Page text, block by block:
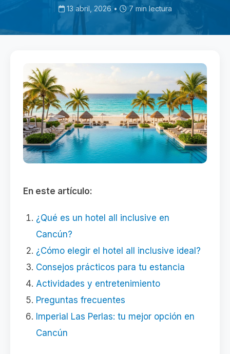
13 abril, 2026 • 7 min lectura
En este artículo:
¿Qué es un hotel all inclusive en
Cancún?
¿Cómo elegir el hotel all inclusive ideal?
Consejos prácticos para tu estancia
Actividades y entretenimiento
Preguntas frecuentes
Imperial Las Perlas: tu mejor opción en
Cancún